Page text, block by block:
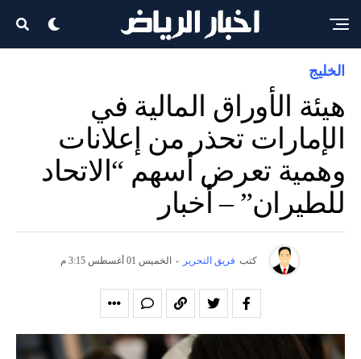
الخليج
هيئة الأوراق المالية في
الإمارات تحذر من إعلانات
وهمية تعرض أسهم “الاتحاد
للطيران” – أخبار
كتب فريق التحرير - الخميس 01 أغسطس 3:15 م